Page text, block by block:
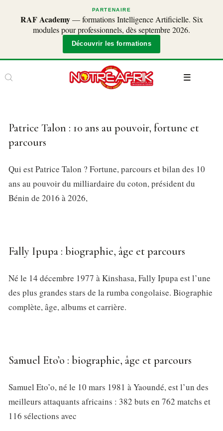
PARTENAIRE
RAF Academy— formations Intelligence Artificielle. Six
modules pour professionnels, dès septembre 2026.
Découvrir les formations
Patrice Talon : 10 ans au pouvoir, fortune et
parcours
Qui est Patrice Talon ? Fortune, parcours et bilan des 10
ans au pouvoir du milliardaire du coton, président du
Bénin de 2016 à 2026,
Fally Ipupa : biographie, âge et parcours
Né le 14 décembre 1977 à Kinshasa, Fally Ipupa est l’une
des plus grandes stars de la rumba congolaise. Biographie
complète, âge, albums et carrière.
Samuel Eto’o : biographie, âge et parcours
Samuel Eto’o, né le 10 mars 1981 à Yaoundé, est l’un des
meilleurs attaquants africains : 382 buts en 762 matchs et
116 sélections avec